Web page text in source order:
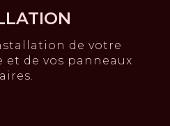
de votre
et de vos panneaux